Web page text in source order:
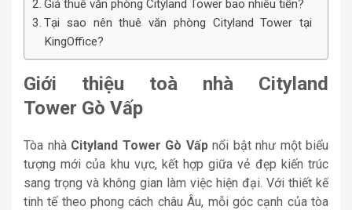
Giá thuê văn phòng Cityland Tower bao nhiêu tiền?
Tại sao nên thuê văn phòng Cityland Tower tại
KingOffice?
Giới thiệu toà nhà Cityland
Tower Gò Vấp
Tòa nhà Cityland Tower Gò Vấpnổi bật như một biểu
tượng mới của khu vực, kết hợp giữa vẻ đẹp kiến trúc
sang trọng và không gian làm việc hiện đại. Với thiết kế
tinh tế theo phong cách châu Âu, mỗi góc cạnh của tòa